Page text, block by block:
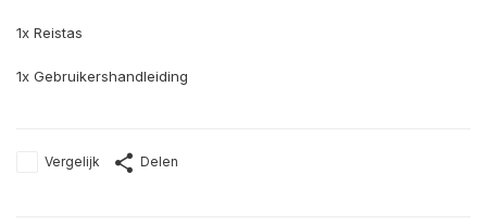
1x Reistas
1x Gebruikershandleiding
Vergelijk Delen